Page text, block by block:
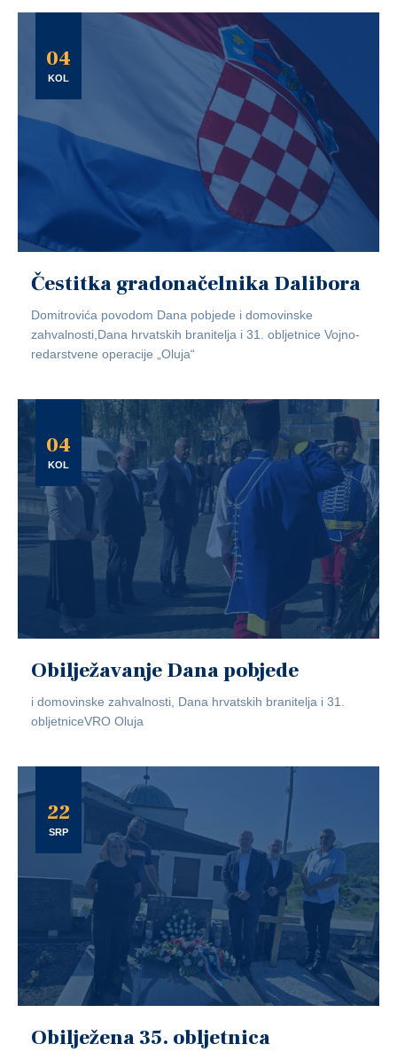
04
KOL
Čestitka gradonačelnika Dalibora
Domitrovića povodom Dana pobjede i domovinske
zahvalnosti,Dana hrvatskih branitelja i 31. obljetnice Vojno-
redarstvene operacije „Oluja“
04
KOL
Obilježavanje Dana pobjede
i domovinske zahvalnosti, Dana hrvatskih branitelja i 31.
obljetniceVRO Oluja
22
SRP
Obilježena 35. obljetnica